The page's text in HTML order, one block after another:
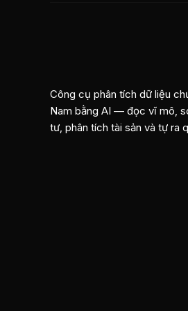
Công cụ phân tích dữ liệu
Nam bằng AI — đọc vĩ mô,
tư, phân tích tài sản và tự ra